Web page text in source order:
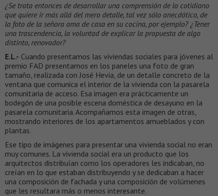
¿Se trata entonces de desarrollar una comprensión de lo cotidiano
que quiere ir más allá del mero detalle, tal vez sólo anecdótico, de
la foto de la señora ama de casa en su cocina, por ejemplo? ¿Tener
una trascendencia, la voluntad de explicar la propuesta de algo
distinto, renovador?
E.L.- Cuando presentamos las viviendas sociales para jóvenes al
premio FAD presentamos en los paneles una foto de gran
tamaño, realizada con José Hevia, de un detalle concreto de la
ventana que comunica el interior de la vivienda con la pasarela
comunitaria de acceso. Esa imagen era prácticamente un
bodegón de una posible escena doméstica de desayuno en la
pasarela comunitaria. Acompañamos esta imagen de otras,
mostrando interiores de los apartamentos amueblados y con
plantas.
Ese tipo de imágenes para presentar una vivienda social no eran
muy comunes. La vivienda social era un producto que los
arquitectos distribuían como los operadores les indicaban, no
creían en lo que estaban distribuyendo y se dedicaban a hacer
una composición de fachada y una composición de volúmenes
que les resultara más o menos interesante.